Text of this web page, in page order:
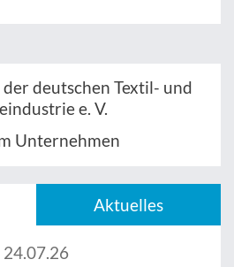
deutschen Textil- und
e. V.
Unternehmen
Aktuelles
24.07.26